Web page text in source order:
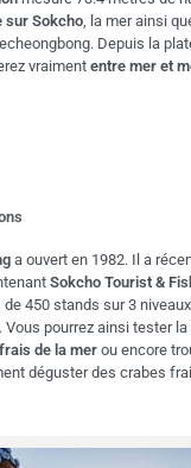
sur Sokcho , la mer ainsi
Depuis la
vraiment entre mer et
a ouvert en 1982. Il a
Sokcho Tourist &
450 stands sur 3
Vous pourrez ainsi tester la
de la mer ou encore
déguster des crabes